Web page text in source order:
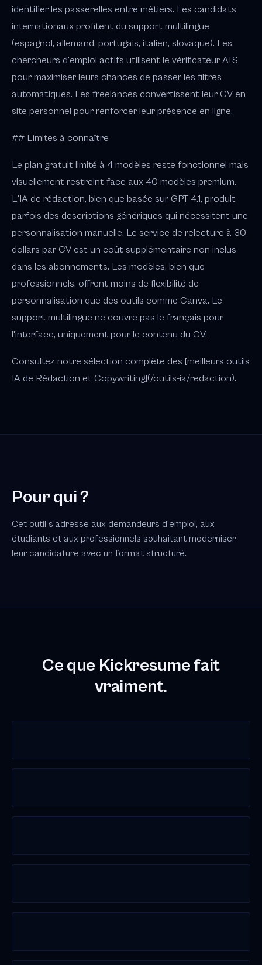
identifier les passerelles entre métiers. Les candidats
internationaux profitent du support multilingue
(espagnol, allemand, portugais, italien, slovaque). Les
chercheurs d'emploi actifs utilisent le vérificateur ATS
pour maximiser leurs chances de passer les filtres
automatiques. Les freelances convertissent leur CV en
site personnel pour renforcer leur présence en ligne.
## Limites à connaître
Le plan gratuit limité à 4 modèles reste fonctionnel mais
visuellement restreint face aux 40 modèles premium.
L'IA de rédaction, bien que basée sur GPT-4.1, produit
parfois des descriptions génériques qui nécessitent une
personnalisation manuelle. Le service de relecture à 30
dollars par CV est un coût supplémentaire non inclus
dans les abonnements. Les modèles, bien que
professionnels, offrent moins de flexibilité de
personnalisation que des outils comme Canva. Le
support multilingue ne couvre pas le français pour
l'interface, uniquement pour le contenu du CV.
Consultez notre sélection complète des [meilleurs outils
IA de Rédaction et Copywriting](/outils-ia/redaction).
Pour qui ?
Cet outil s'adresse aux demandeurs d'emploi, aux
étudiants et aux professionnels souhaitant moderniser
leur candidature avec un format structuré.
Ce que Kickresume fait
vraiment.